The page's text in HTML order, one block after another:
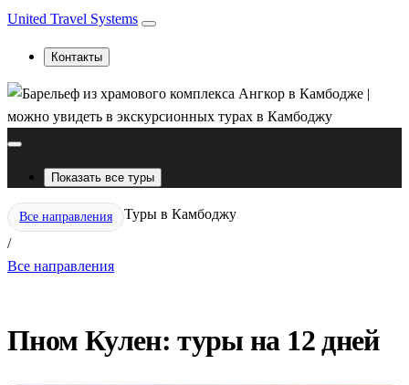
United Travel Systems
Контакты
Показать все туры
Все направления
/
Туры в Камбоджу
Все направления
Пном Кулен: туры на 12 дней